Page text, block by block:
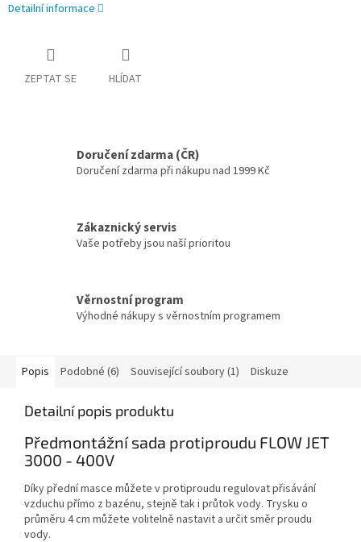
Detailní informace
ZEPTAT SE HLÍDAT
Doručení zdarma (ČR)
Doručení zdarma při nákupu nad 1999 Kč
Zákaznický servis
Vaše potřeby jsou naší prioritou
Věrnostní program
Výhodné nákupy s věrnostním programem
Popis Podobné (6) Související soubory (1) Diskuze
Detailní popis produktu
Předmontážní sada protiproudu FLOW JET
3000 - 400V
Díky přední masce můžete v protiproudu regulovat přisávání
vzduchu přímo z bazénu, stejně tak i průtok vody. Trysku o
průměru 4 cm můžete volitelně nastavit a určit směr proudu
vody.